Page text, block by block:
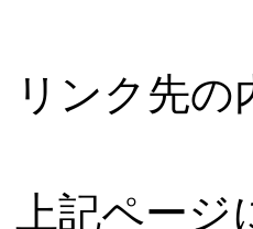
リンク先
上記ペー